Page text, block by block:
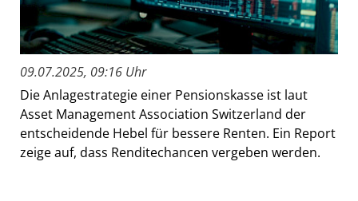
09.07.2025, 09:16 Uhr
Die Anlagestrategie einer Pensionskasse ist laut
Asset Management Association Switzerland der
entscheidende Hebel für bessere Renten. Ein Report
zeige auf, dass Renditechancen vergeben werden.